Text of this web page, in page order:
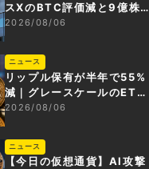
スXのBTC評価減と9億株の
解禁。208億円相当のBTC
が盗難
2026/08/06
ニュース
リップル保有が半年で55%
減｜グレースケールのET
F、純資産1.6億ドル減
2026/08/06
ニュース
【今日の仮想通貨】AI攻撃